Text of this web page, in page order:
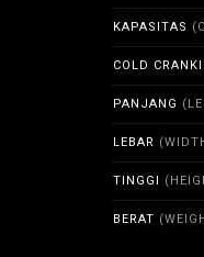
KAPASITAS
COLD
PANJANG
LEBAR
TINGGI
BERAT